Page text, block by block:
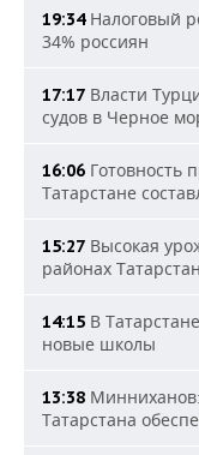
19:34Налоговый
34% россиян
17:17 Власти
судов в Черное
16:06 Готовность
Татарстане
15:27 Высокая
районах
14:15 В
новые школы
13:38
Татарстана